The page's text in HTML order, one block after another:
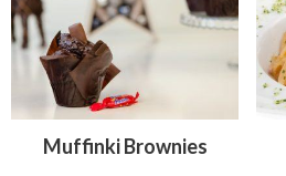
Muffinki Brownies